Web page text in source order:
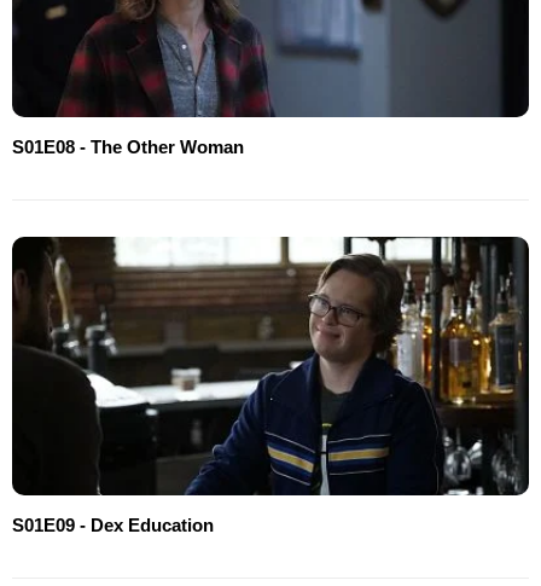
S01E08 - The Other Woman
S01E09 - Dex Education